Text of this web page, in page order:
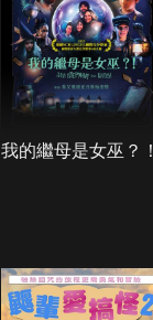
我的繼母是女巫？！